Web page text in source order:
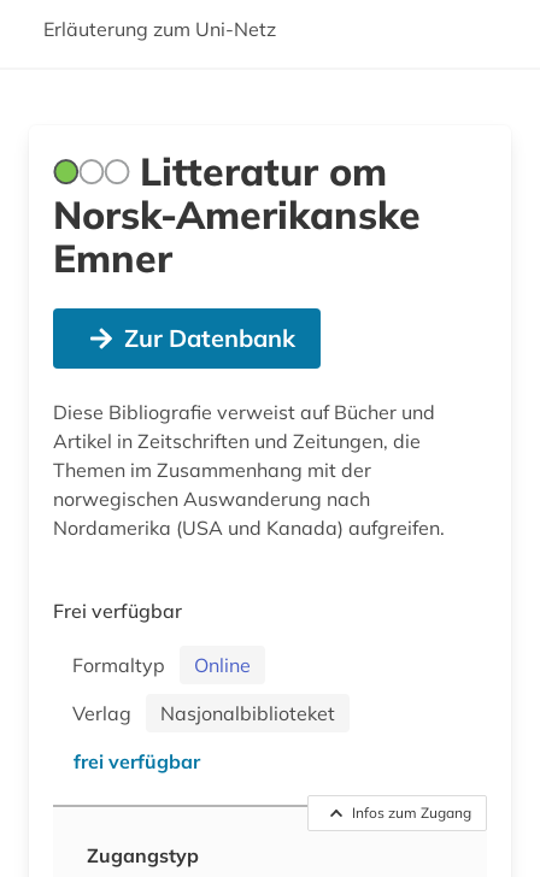
Erläuterung zum Uni-Netz
Litteratur om
Norsk-Amerikanske
Emner
Zur Datenbank
Diese Bibliografie verweist auf Bücher und
Artikel in Zeitschriften und Zeitungen, die
Themen im Zusammenhang mit der
norwegischen Auswanderung nach
Nordamerika (USA und Kanada) aufgreifen.
Frei verfügbar
Formaltyp
Online
Verlag
Nasjonalbiblioteket
frei verfügbar
Infos zum Zugang
Zugangstyp